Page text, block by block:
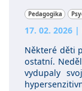
Pedagogika
17. 02. 2026 |
Některé děti
ostatní.
vydupaly